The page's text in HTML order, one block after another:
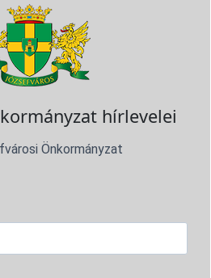
hírlevelei
Önkormányzat